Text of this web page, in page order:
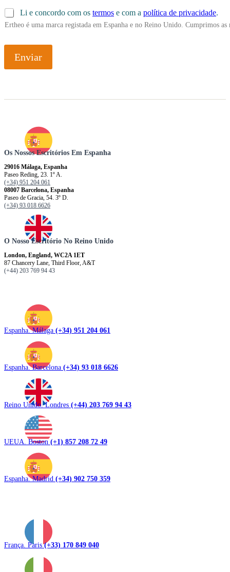
Li e concordo com os termos e com a política de privacidade.
Ertheo é uma marca registada em Espanha e no Reino Unido. Cumprimos
Enviar
Os Nossos Escritórios Em Espanha
29016 Málaga, Espanha
Paseo Reding, 23. 1º A.
(+34) 951 204 061
08007 Barcelona, ​​​​​Espanha
Paseo de Gracia, 54. 3º D.
(+34) 93 018 6626
O Nosso Escritório No Reino Unido
London, England, WC2A 1ET
87 Chancery Lane, Third Floor, A&T
(+44) 203 769 94 43
Espanha. Málaga (+34) 951 204 061
Espanha. Barcelona (+34) 93 018 6626
Reino Unido. Londres (+44) 203 769 94 43
UEUA. Boston(+1) 857 208 72 49
Espanha. Madrid (+34) 902 750 359
França. Paris(+33) 170 849 040